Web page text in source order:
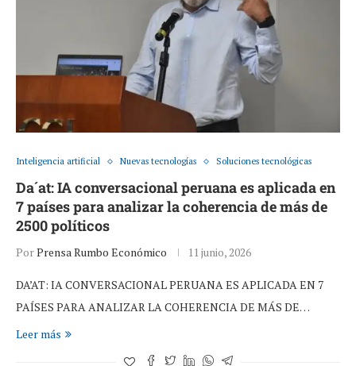
Inteligencia artificial Nuevas tecnologías Soluciones tecnológicas
Da´at: IA conversacional peruana es aplicada en
7 países para analizar la coherencia de más de
2500 políticos
PorPrensa Rumbo Económico 11 junio, 2026
DA’AT: IA CONVERSACIONAL PERUANA ES APLICADA EN 7
PAÍSES PARA ANALIZAR LA COHERENCIA DE MÁS DE…
Leer más